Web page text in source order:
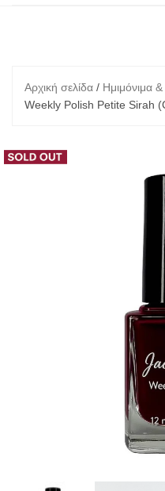
Αρχική σελίδα / Ημιμόνιμα
Weekly Polish Petite Sirah